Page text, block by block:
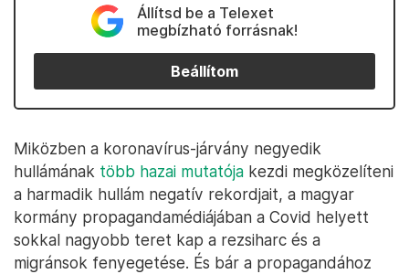
Állítsd be a Telexet
megbízható forrásnak!
Beállítom
Miközben a koronavírus-járvány negyedik
hullámának több hazai mutatója kezdi megközelíteni
a harmadik hullám negatív rekordjait, a magyar
kormány propagandamédiájában a Covid helyett
sokkal nagyobb teret kap a rezsiharc és a
migránsok fenyegetése. És bár a propagandához